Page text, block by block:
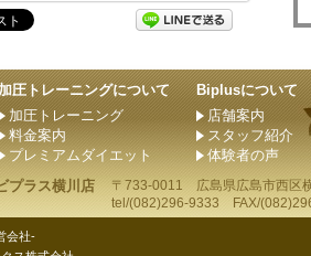
圧トレーニングについて
加圧トレーニング
料金案内
プレミアムダイエット
Biplusについて
店舗案内
スタッフ紹介
体験者の声
プラス横川店 〒733-0011 広島県広島市西区
tel/(082)296-9333 FAX/
会社-